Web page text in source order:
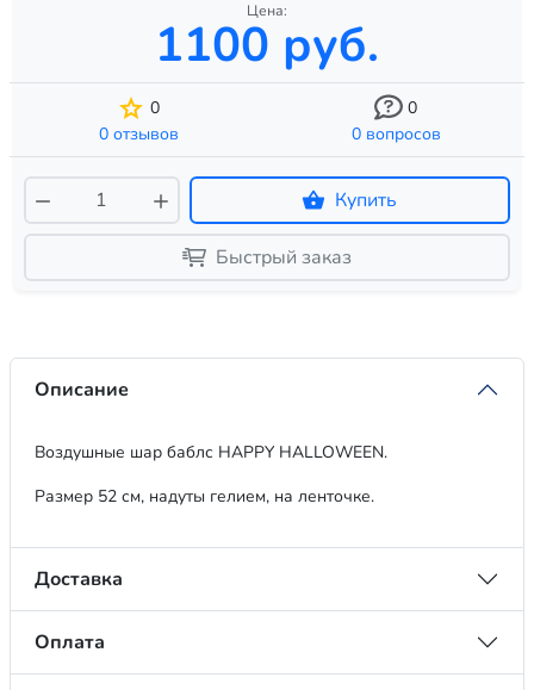
Цена:
1100 руб.
0
0 отзывов
0
0 вопросов
Купить
Быстрый заказ
Описание
Воздушные шар баблс HAPPY HALLOWEEN.
Размер 52 см, надуты гелием, на ленточке.
Доставка
Оплата